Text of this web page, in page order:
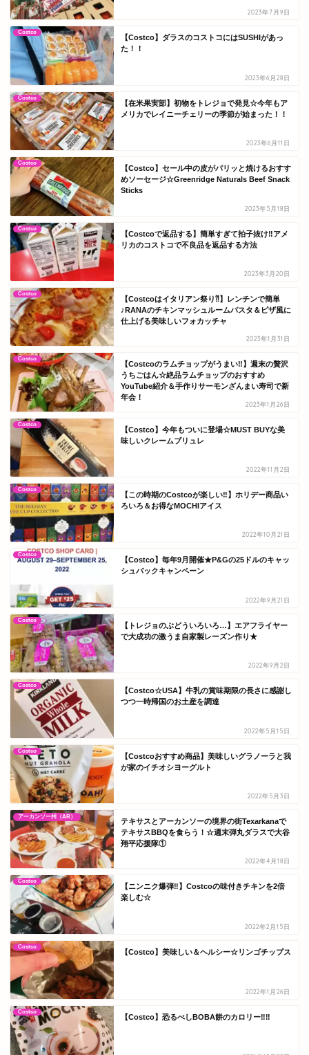
2023年7月9日
Costco
【Costco】ダラスのコストコにはSUSHIがあっ
た！！
2023年6月28日
Costco
【在米果実部】初物をトレジョで発見☆今年もア
メリカでレイニーチェリーの季節が始まった！！
2023年6月11日
Costco
【Costco】セール中の皮がパリッと焼けるおすす
めソーセージ☆Greenridge Naturals Beef Snack
Sticks
2023年5月18日
Costco
【Costcoで返品する】簡単すぎて拍子抜け‼アメ
リカのコストコで不良品を返品する方法
2023年3月20日
Costco
【Costcoはイタリアン祭り⁈】レンチンで簡単
♪RANAのチキンマッシュルームパスタ＆ピザ風に
仕上げる美味しいフォカッチャ
2023年1月31日
Costco
【Costcoのラムチョップがうまい‼】週末の贅沢
うちごはん☆絶品ラムチョップのおすすめ
YouTube紹介＆手作りサーモンざんまい寿司で新
年会！
2023年1月26日
Costco
【Costco】今年もついに登場☆MUST BUYな美
味しいクレームブリュレ
2022年11月2日
Costco
【この時期のCostcoが楽しい‼】ホリデー商品い
ろいろ＆お得なMOCHIアイス
2022年10月21日
Costco
【Costco】毎年9月開催★P&Gの25ドルのキャッ
シュバックキャンペーン
2022年9月21日
Costco
【トレジョのぶどういろいろ…】エアフライヤー
で大成功の激うま自家製レーズン作り★
2022年9月2日
Costco
【Costco☆USA】牛乳の賞味期限の長さに感謝し
つつ一時帰国のお土産を調達
2022年5月15日
Costco
【Costcoおすすめ商品】美味しいグラノーラと我
が家のイチオシヨーグルト
2022年5月3日
アーカンソー州（AR）
テキサスとアーカンソーの境界の街Texarkanaで
テキサスBBQを食らう！☆週末弾丸ダラスで大谷
翔平応援隊①
2022年4月18日
Costco
【ニンニク爆弾‼】Costcoの味付きチキンを2倍
楽しむ☆
2022年2月15日
Costco
【Costco】美味しい＆ヘルシー☆リンゴチップス
2022年1月26日
Costco
【Costco】恐るべしBOBA餅のカロリー‼‼